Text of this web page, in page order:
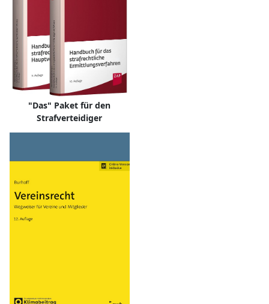
"Das" Paket für den
Strafverteidiger